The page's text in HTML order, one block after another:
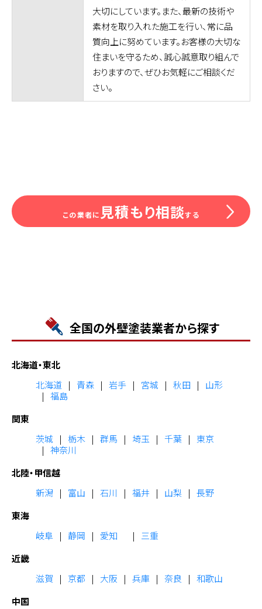
大切にしています。また、最新の技術や
素材を取り入れた施工を行い、常に品
質向上に努めています。お客様の大切な
住まいを守るため、誠心誠意取り組んで
おりますので、ぜひお気軽にご相談くだ
さい。
この業者に 見積もり相談する
全国の外壁塗装業者から探す
北海道・東北
北海道
青森 岩手 宮城 秋田
山形
福島
関東
茨城
栃木 群馬 埼玉 千葉
東京
神奈川
北陸・甲信越
新潟
富山 石川 福井 山梨
長野
東海
岐阜
静岡 愛知
三重
近畿
滋賀
京都 大阪 兵庫 奈良
和歌山
中国